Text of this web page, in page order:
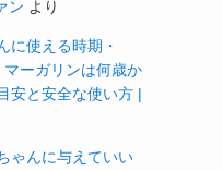
ン より
に使える時期・
マーガリンは何歳か
安と安全な使い方 |
ゃんに与えていい